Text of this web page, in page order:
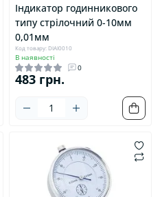
Індикатор годинникового
типу стрілочний 0-10мм
0,01мм
Код товару: DIAI0010
В наявності
0
483 грн.